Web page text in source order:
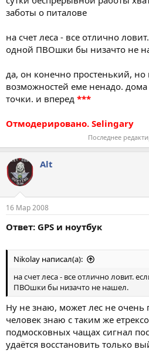
заботы о питалове
на счет леса - все отлично
одной ПВОшки бы низачто не
да, он конечно простенький, но
возможностей еме ненадо.
точки. и вперед ***
Отмодерировано. Selingary
Последнее
Alt
16 Мар 2008
Ответ: GPS и ноутбук
Nikolay написал(а):
на счет леса - все отлично ловит.
ПВОшки бы низачто не нашел.
Ну не знаю, может лес не очень
человек знаю с таким же
подмосковных чащах сигнал
удаётся восстановить только